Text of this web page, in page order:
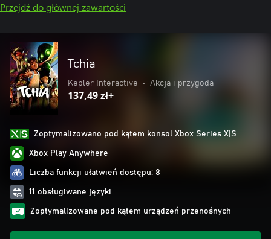
Przejdź do głównej zawartości
Tchia
Kepler Interactive • Akcja i przygoda
137,49 zł+
Zoptymalizowano pod kątem konsol Xbox Series X|S
Xbox Play Anywhere
Liczba funkcji ułatwień dostępu: 8
11 obsługiwane języki
Zoptymalizowane pod kątem urządzeń przenośnych